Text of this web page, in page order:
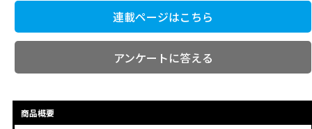
連載ページはこちら
アンケートに答える
商品概要